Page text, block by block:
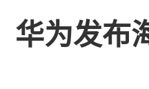
华为发布